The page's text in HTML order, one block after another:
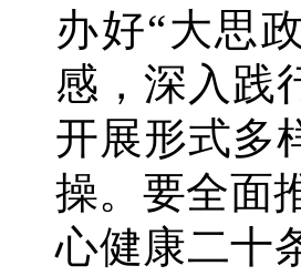
办好“大思
感，深入践
开展形式多
操。要全面
心健康二十